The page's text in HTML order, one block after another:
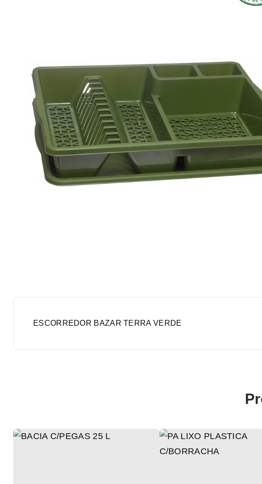
ESCORREDOR BAZAR TERRA VERDE